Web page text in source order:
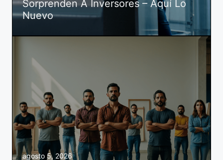
Sorprenden A Inversores – Aquí Lo
Nuevo
agosto 5, 2026